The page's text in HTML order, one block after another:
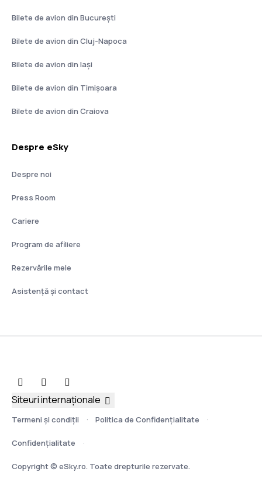
Bilete de avion din București
Bilete de avion din Cluj-Napoca
Bilete de avion din Iași
Bilete de avion din Timișoara
Bilete de avion din Craiova
Despre eSky
Despre noi
Press Room
Cariere
Program de afiliere
Rezervările mele
Asistenţă şi contact
Termeni şi condiţii Politica de Confidențialitate
Confidențialitate
Copyright © eSky.ro. Toate drepturile rezervate.
Siteuri internaționale